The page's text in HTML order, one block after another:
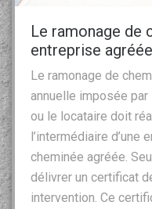
Le ramonage de
entreprise agréée
Le ramonage de
annuelle imposée
ou le locataire doit
l’intermédiaire d’une
cheminée agréée.
délivrer un certificat
intervention. Ce